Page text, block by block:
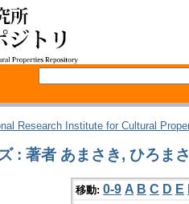
Research Institute for Cultural
: 著者 あまさき, ひろま
移動: 0-9 A B C D E